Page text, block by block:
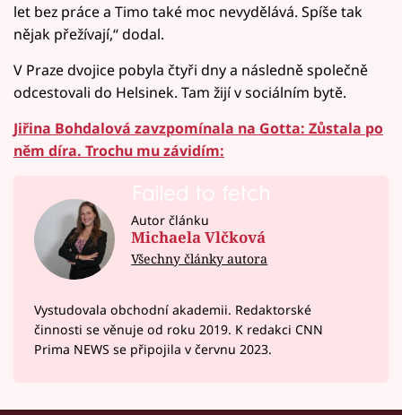
let bez práce a Timo také moc nevydělává. Spíše tak
nějak přežívají,“ dodal.
V Praze dvojice pobyla čtyři dny a následně společně
odcestovali do Helsinek. Tam žijí v sociálním bytě.
Jiřina Bohdalová zavzpomínala na Gotta: Zůstala po
něm díra. Trochu mu závidím:
Failed to fetch
Autor článku
Michaela Vlčková
Všechny články autora
Vystudovala obchodní akademii. Redaktorské
činnosti se věnuje od roku 2019. K redakci CNN
Prima NEWS se připojila v červnu 2023.